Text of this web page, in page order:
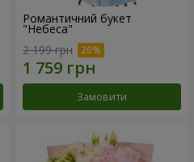
Романтичний букет
"Небеса"
2 199 грн
Замовити